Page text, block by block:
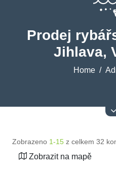
Prodej
Jihlava,
Home
Zobrazeno 1-15 z celkem 32
Zobrazit na mapě